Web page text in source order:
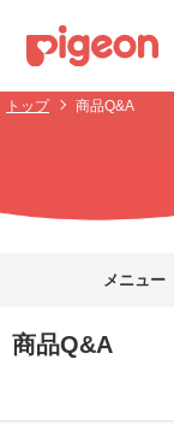
トップ 商品Q&A
メニュー
商品Q&A